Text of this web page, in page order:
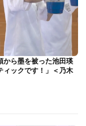
ら墨を被った池田瑛
ィックです！」＜乃木